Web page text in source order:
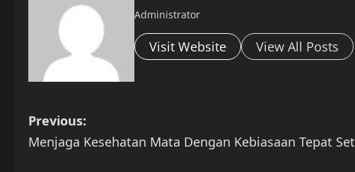
Administrator
Visit Website View All Posts
P
o
Previous:
Menjaga Kesehatan Mata Dengan Kebiasaan Tepat